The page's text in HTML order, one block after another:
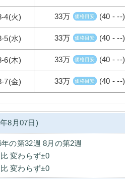
4(火) 33万 価格目安 (40 - --)
5(水) 33万 価格目安 (40 - --)
6(木) 33万 価格目安 (40 - --)
7(金) 33万 価格目安 (40 - --)
8月07日)
年の第32週 8月の第2週
変わらず±0
変わらず±0